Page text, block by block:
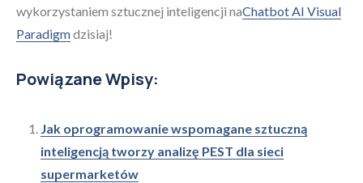
wykorzystaniem sztucznej inteligencji naChatbot AI Visual
Paradigmdzisiaj!
Powiązane Wpisy:
Jak oprogramowanie wspomagane sztuczną
inteligencją tworzy analizę PEST dla sieci
supermarketów